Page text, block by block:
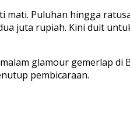
mati. Puluhan hingga
juta rupiah. Kini duit
glamour gemerlap di
pembicaraan.